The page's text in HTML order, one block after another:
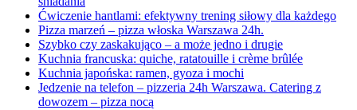
Ćwiczenie hantlami: efektywny trening siłowy dla każdego
Pizza marzeń – pizza włoska Warszawa 24h.
Szybko czy zaskakująco – a może jedno i drugie
Kuchnia francuska: quiche, ratatouille i crème brûlée
Kuchnia japońska: ramen, gyoza i mochi
Jedzenie na telefon – pizzeria 24h Warszawa. Catering z
dowozem – pizza nocą